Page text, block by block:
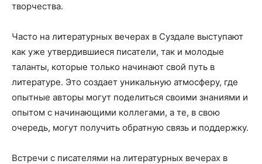
творчества.
Часто на литературных вечерах в Суздале выступают
как уже утвердившиеся писатели, так и молодые
таланты, которые только начинают свой путь в
литературе. Это создает уникальную атмосферу, где
опытные авторы могут поделиться своими знаниями и
опытом с начинающими коллегами, а те, в свою
очередь, могут получить обратную связь и поддержку.
Встречи с писателями на литературных вечерах в